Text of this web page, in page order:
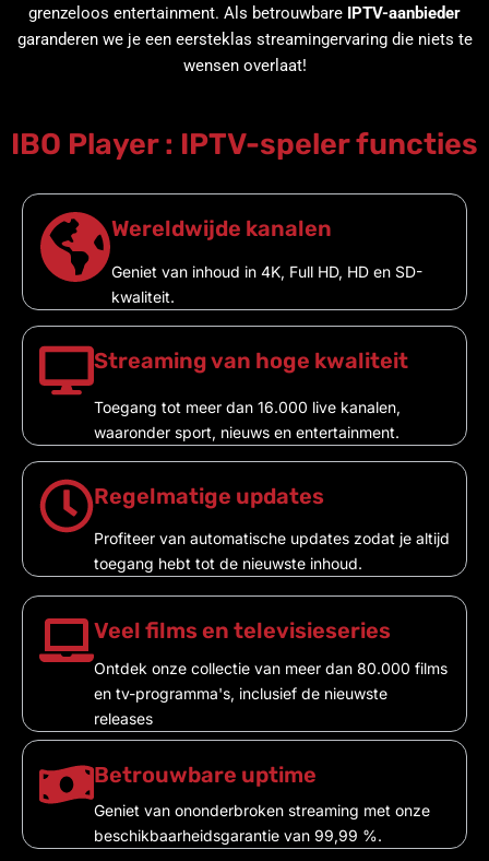
grenzeloos entertainment. Als betrouwbare IPTV-aanbieder
garanderen we je een eersteklas streamingervaring die niets te
wensen overlaat!
IBO Player : IPTV-speler functies
Wereldwijde kanalen
Geniet van inhoud in 4K, Full HD, HD en SD-
kwaliteit.
Streaming van hoge kwaliteit
Toegang tot meer dan 16.000 live kanalen,
waaronder sport, nieuws en entertainment.
Regelmatige updates
Profiteer van automatische updates zodat je altijd
toegang hebt tot de nieuwste inhoud.
Veel films en televisieseries
Ontdek onze collectie van meer dan 80.000 films
en tv-programma's, inclusief de nieuwste
releases
Betrouwbare uptime
Geniet van ononderbroken streaming met onze
beschikbaarheidsgarantie van 99,99 %.